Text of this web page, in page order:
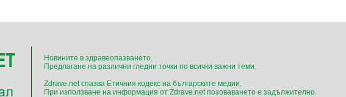
Новините в здравеопазването.
Предлагане на различни гледни точки по всички важни теми.
Zdrave.net спазва Етичния кодекс на българските медии.
При използване на информация от Zdrave.net позоваването е задължително.